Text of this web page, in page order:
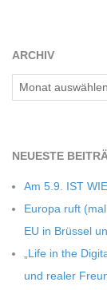
ARCHIV
Archiv
NEU­ESTE
Am 5.9. IST
Europa ruft
EU in Brüs­sel
„Life in the
und rea­ler